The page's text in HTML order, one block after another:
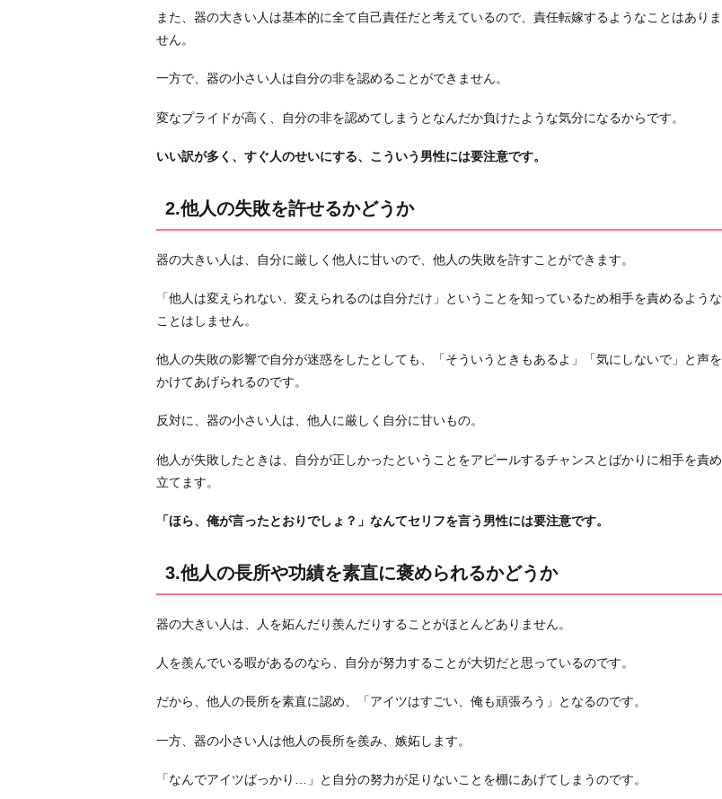
許
る
か
か
他
所
や
績
素
直
ら
る
ど
分
また、器の大きい人は基本的に全て自己責任だと考えているので、責任転嫁するようなことはありま
せん。
一方で、器の小さい人は自分の非を認めることができません。
変なプライドが高く、自分の非を認めてしまうとなんだか負けたような気分になるからです。
いい訳が多く、すぐ人のせいにする、こういう男性には要注意です。
2.他人の失敗を許せるかどうか
器の大きい人は、自分に厳しく他人に甘いので、他人の失敗を許すことができます。
「他人は変えられない、変えられるのは自分だけ」ということを知っているため相手を責めるような
ことはしません。
他人の失敗の影響で自分が迷惑をしたとしても、「そういうときもあるよ」「気にしないで」と声を
かけてあげられるのです。
反対に、器の小さい人は、他人に厳しく自分に甘いもの。
他人が失敗したときは、自分が正しかったということをアピールするチャンスとばかりに相手を責め
立てます。
「ほら、俺が言ったとおりでしょ？」なんてセリフを言う男性には要注意です。
3.他人の長所や功績を素直に褒められるかどうか
器の大きい人は、人を妬んだり羨んだりすることがほとんどありません。
人を羨んでいる暇があるのなら、自分が努力することが大切だと思っているのです。
だから、他人の長所を素直に認め、「アイツはすごい、俺も頑張ろう」となるのです。
一方、器の小さい人は他人の長所を羨み、嫉妬します。
「なんでアイツばっかり…」と自分の努力が足りないことを棚にあげてしまうのです。